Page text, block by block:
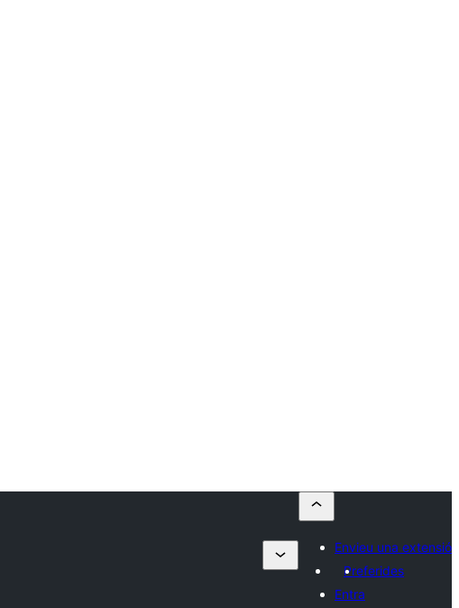
Envieu una extensió
Preferides
Entra